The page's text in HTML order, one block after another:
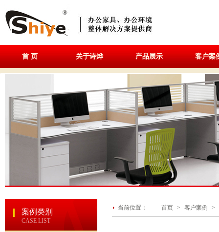
首 页 关于诗烨 产品展示 客户案
案例类别
CASE LIST
当前位置： 首页 > 客户案例 >